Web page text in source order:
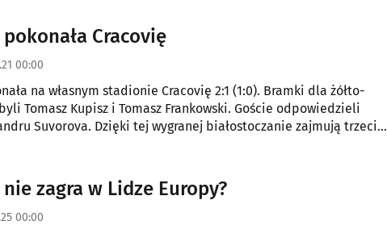
Cracovię
00:00
na własnym stadionie Cracovię 2:1 (1:0). Bramki dla żółto-
Tomasz Kupisz i Tomasz Frankowski. Goście odpowiedzieli
Suvorova. Dzięki tej wygranej białostoczanie zajmują trzecią
zagra w Lidze Europy?
00:00